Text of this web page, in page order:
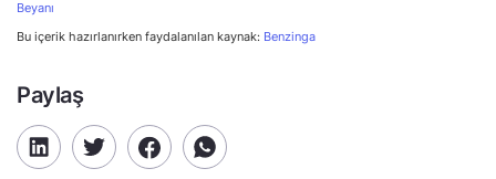
Beyanı
Bu içerik hazırlanırken faydalanılan kaynak: Benzinga
Paylaş